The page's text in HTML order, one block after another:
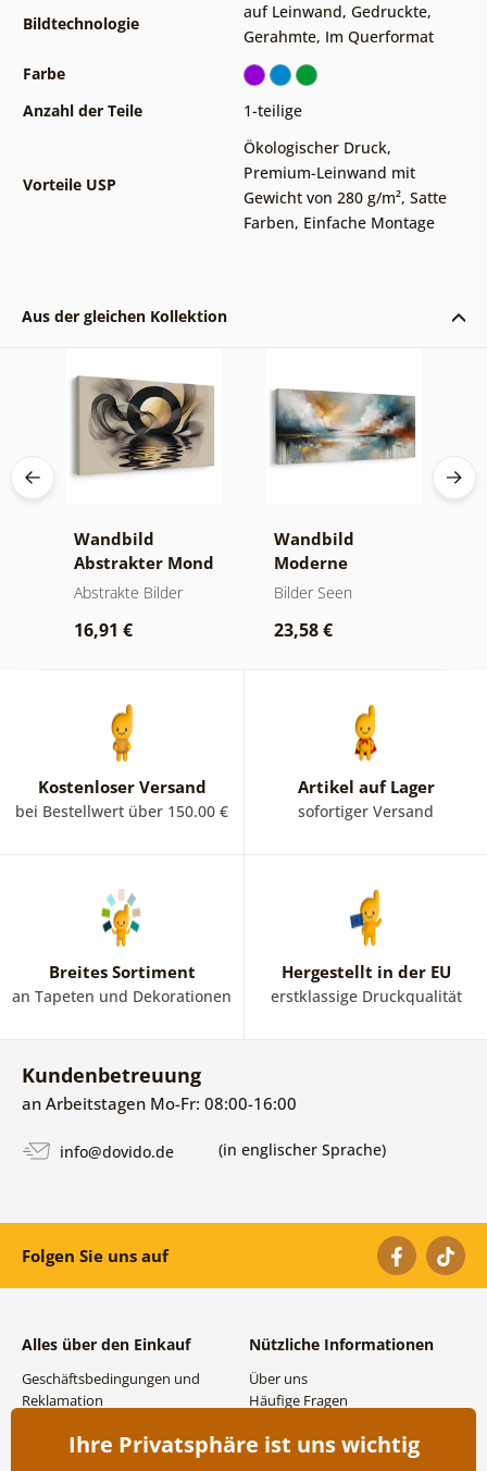
Bildtechnologie
auf Leinwand, Gedruckte,
Gerahmte, Im Querformat
Farbe
Anzahl der Teile
1-teilige
Vorteile USP
Ökologischer Druck,
Premium-Leinwand mit
Gewicht von 280 g/m², Satte
Farben, Einfache Montage
Aus der gleichen Kollektion
Wandbild
Abstrakter Mond
am Wasser
Abstrakte Bilder
16,91 €
Wandbild
Moderne
Abstraktion mit
Bilder Seen
23,58 €
Kostenloser Versand
bei Bestellwert über 150.00 €
Artikel auf Lager
sofortiger Versand
Breites Sortiment
an Tapeten und Dekorationen
Hergestellt in der EU
erstklassige Druckqualität
Kundenbetreuung
an Arbeitstagen Mo-Fr: 08:00-16:00
info@dovido.de (in englischer Sprache)
Folgen Sie uns auf
Alles über den Einkauf
Geschäftsbedingungen und
Reklamation
Versand- und
Nützliche Informationen
Über uns
Häufige Fragen
Großhandel und
Ihre Privatsphäre ist uns wichtig